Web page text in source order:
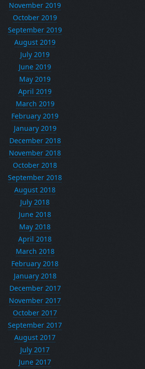
November 2019
October 2019
September 2019
August 2019
July 2019
June 2019
May 2019
April 2019
March 2019
February 2019
January 2019
December 2018
November 2018
October 2018
September 2018
August 2018
July 2018
June 2018
May 2018
April 2018
March 2018
February 2018
January 2018
December 2017
November 2017
October 2017
September 2017
August 2017
July 2017
June 2017